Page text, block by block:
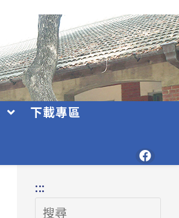
下載專區
:::
搜